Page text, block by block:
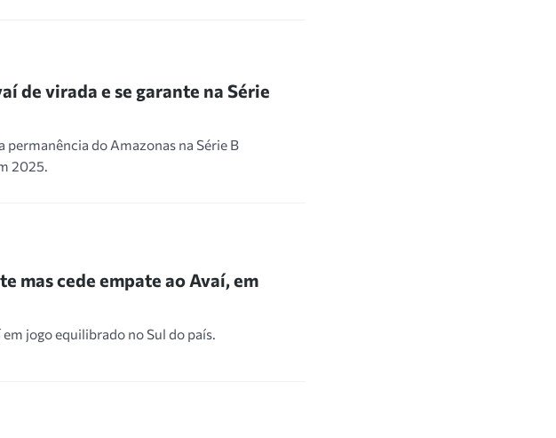
de virada e se garante na Série
permanência do Amazonas na Série B
2025.
mas cede empate ao Avaí, em
jogo equilibrado no Sul do país.